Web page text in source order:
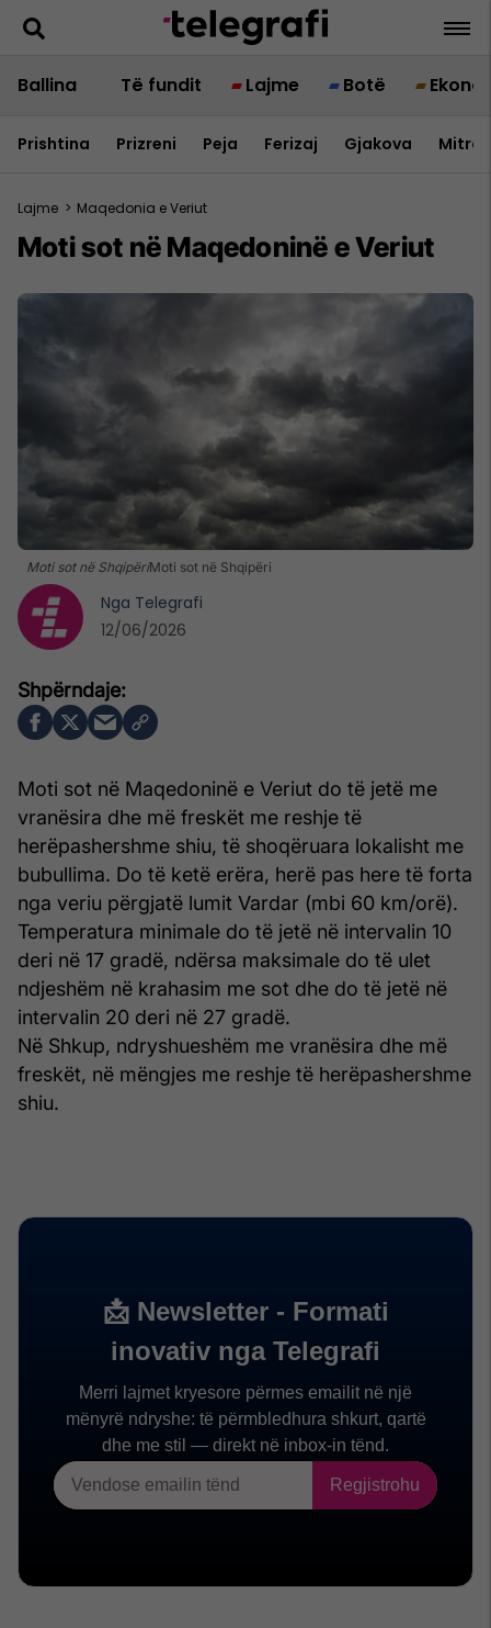
Ballina Të fundit Lajme Botë
Prishtina Prizreni Peja Ferizaj Gjakova
Lajme > Maqedonia e Veriut
Moti sot në Maqedoninë e Veriut
Moti sot në ShqipëriMoti sot në Shqipëri
Moti sot në Maqedoninë e Veriut do të jetë me
vranësira dhe më freskët me reshje të
herëpashershme shiu, të shoqëruara lokalisht me
bubullima. Do të ketë erëra, herë pas here të forta
nga veriu përgjatë lumit Vardar (mbi 60 km/orë).
Temperatura minimale do të jetë në intervalin 10
deri në 17 gradë, ndërsa maksimale do të ulet
ndjeshëm në krahasim me sot dhe do të jetë në
intervalin 20 deri në 27 gradë.
Në Shkup, ndryshueshëm me vranësira dhe më
freskët, në mëngjes me reshje të herëpashershme
shiu.
Nga Telegrafi
12/06/2026